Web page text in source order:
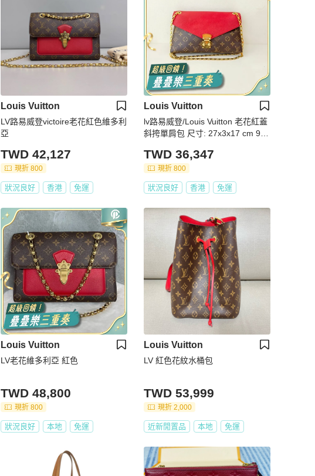
Louis Vuitton
LV路易威登victoire老花紅色維多利
亞
TWD 42,127
現折 800
狀況良好 香港 免運
Louis Vuitton
lv路易威登/Louis Vuitton 老花紅蓋
斜挎單肩包 尺寸: 27x3x17 cm 98
TWD 36,347
現折 800
狀況良好 香港 免運
Louis Vuitton
LV老花維多利亞 紅色
TWD 48,800
現折 800
狀況良好 本地 免運
Louis Vuitton
LV 紅色花紋水桶包
TWD 53,999
現折 2,000
近新閒置品 本地 免運